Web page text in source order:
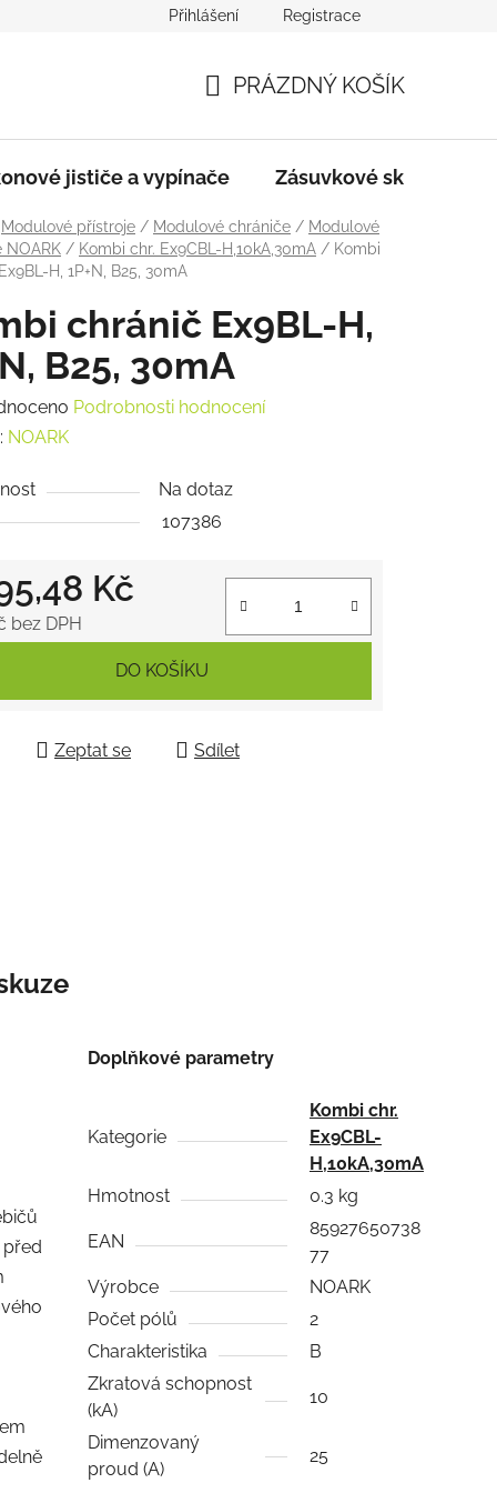
Podmínky ochrany osobních údajů
Přihlášení Registrace
KOŠÍK
PRÁZDNÝ KOŠÍK
jističe a vypínače Zásuvkové skříně
Modulové přístroje / Modulové chrániče / Modulové
NOARK / Kombi chr. Ex9CBL-H,10kA,30mA / Kombi
H, 1P+N, B25, 30mA
chránič Ex9BL-H,
B25, 30mA
Podrobnosti hodnocení
NOARK
Na dotaz
107386
Kč
bez DPH
DO KOŠÍKU
Zeptat se Sdílet
Doplňkové parametry
Kategorie
Kombi chr.
Ex9CBL-
H,10kA,30mA
Hmotnost
0.3 kg
EAN
85927650738
77
Výrobce
NOARK
Počet pólů
2
Charakteristika
B
Zkratová schopnost
(kA)
10
Dimenzovaný
proud (A)
25